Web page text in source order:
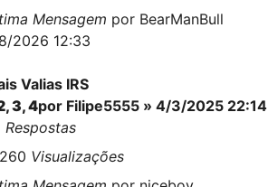
Mensagem por BearManBull
2026 12:33
Valias IRS
,3,4por Filipe5555 » 4/3/2025 22:14
Respostas
Visualizações